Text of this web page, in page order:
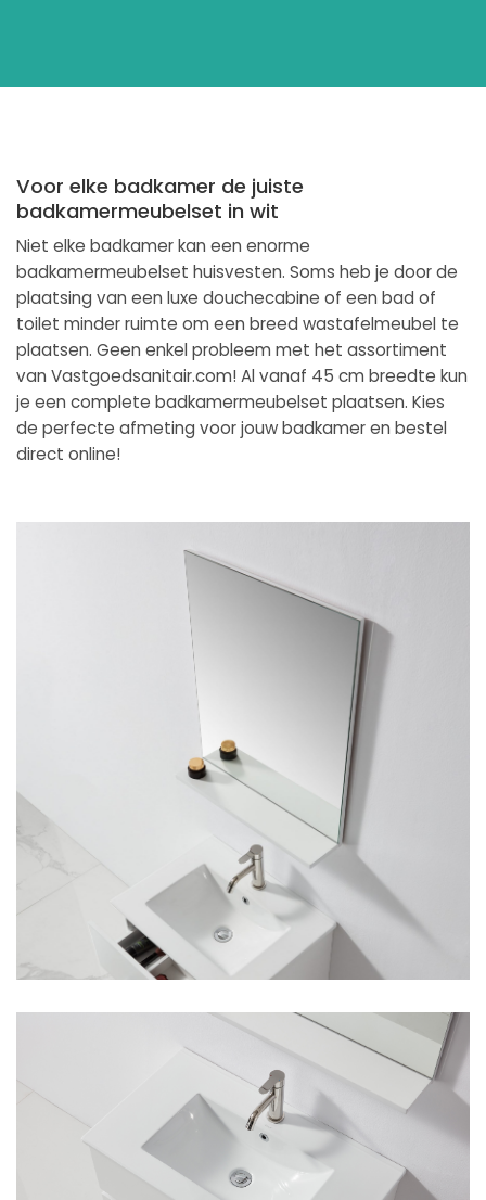
Voor elke badkamer de juiste
badkamermeubelset in wit
Niet elke badkamer kan een enorme
badkamermeubelset huisvesten. Soms heb je door de
plaatsing van een luxe douchecabine of een bad of
toilet minder ruimte om een breed wastafelmeubel te
plaatsen. Geen enkel probleem met het assortiment
van Vastgoedsanitair.com! Al vanaf 45 cm breedte kun
je een complete badkamermeubelset plaatsen. Kies
de perfecte afmeting voor jouw badkamer en bestel
direct online!
BADKAMER
MEUBELSET WIT 45
CM